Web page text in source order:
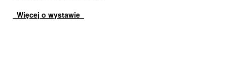
Więcej o wystawie